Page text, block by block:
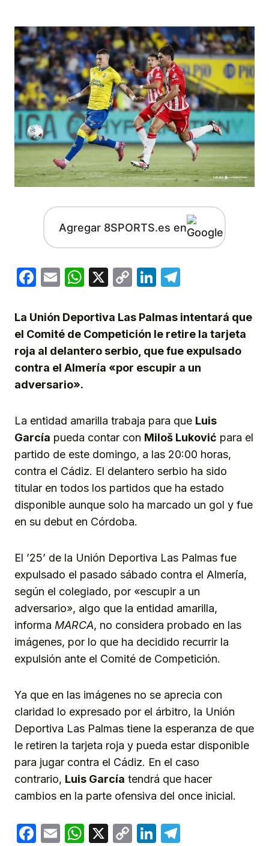
Agregar 8SPORTS.es en
Facebook
EmailWhatsApp
X
CopyLinkedIn
La Unión Deportiva Las Palmas intentará que
el Comité de Competición le retire la tarjeta
roja al delantero serbio, que fue expulsado
contra el Almería «por escupir a un
adversario».
La entidad amarilla trabaja para que Luis
García pueda contar con Miloš Luković para el
partido de este domingo, a las 20:00 horas,
contra el Cádiz. El delantero serbio ha sido
titular en todos los partidos que ha estado
disponible aunque solo ha marcado un gol y fue
en su debut en Córdoba.
El ’25’ de la Unión Deportiva Las Palmas fue
expulsado el pasado sábado contra el Almería,
según el colegiado, por «escupir a un
adversario», algo que la entidad amarilla,
informa MARCA, no considera probado en las
imágenes, por lo que ha decidido recurrir la
expulsión ante el Comité de Competición.
Ya que en las imágenes no se aprecia con
claridad lo expresado por el árbitro, la Unión
Deportiva Las Palmas tiene la esperanza de que
le retiren la tarjeta roja y pueda estar disponible
para jugar contra el Cádiz. En el caso
contrario, Luis García tendrá que hacer
cambios en la parte ofensiva del once inicial.
Facebook
EmailWhatsApp
X
CopyLinkedIn